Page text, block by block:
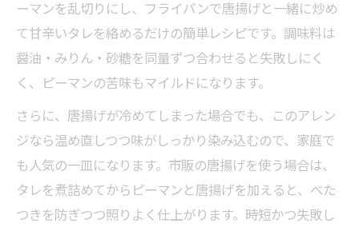
ーマンを乱切りにし、フライパンで唐揚げと一緒に炒め
て甘辛いタレを絡めるだけの簡単レシピです。調味料は
醤油・みりん・砂糖を同量ずつ合わせると失敗しにく
く、ピーマンの苦味もマイルドになります。
さらに、唐揚げが冷めてしまった場合でも、このアレン
ジなら温め直しつつ味がしっかり染み込むので、家庭で
も人気の一皿になります。市販の唐揚げを使う場合は、
タレを煮詰めてからピーマンと唐揚げを加えると、べた
つきを防ぎつつ照りよく仕上がります。時短かつ失敗し